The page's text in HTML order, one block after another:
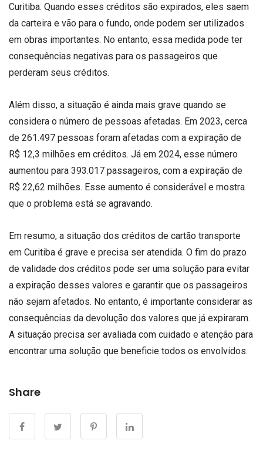
Curitiba. Quando esses créditos são expirados, eles saem
da carteira e vão para o fundo, onde podem ser utilizados
em obras importantes. No entanto, essa medida pode ter
consequências negativas para os passageiros que
perderam seus créditos.
Além disso, a situação é ainda mais grave quando se
considera o número de pessoas afetadas. Em 2023, cerca
de 261.497 pessoas foram afetadas com a expiração de
R$ 12,3 milhões em créditos. Já em 2024, esse número
aumentou para 393.017 passageiros, com a expiração de
R$ 22,62 milhões. Esse aumento é considerável e mostra
que o problema está se agravando.
Em resumo, a situação dos créditos de cartão transporte
em Curitiba é grave e precisa ser atendida. O fim do prazo
de validade dos créditos pode ser uma solução para evitar
a expiração desses valores e garantir que os passageiros
não sejam afetados. No entanto, é importante considerar as
consequências da devolução dos valores que já expiraram.
A situação precisa ser avaliada com cuidado e atenção para
encontrar uma solução que beneficie todos os envolvidos.
Share